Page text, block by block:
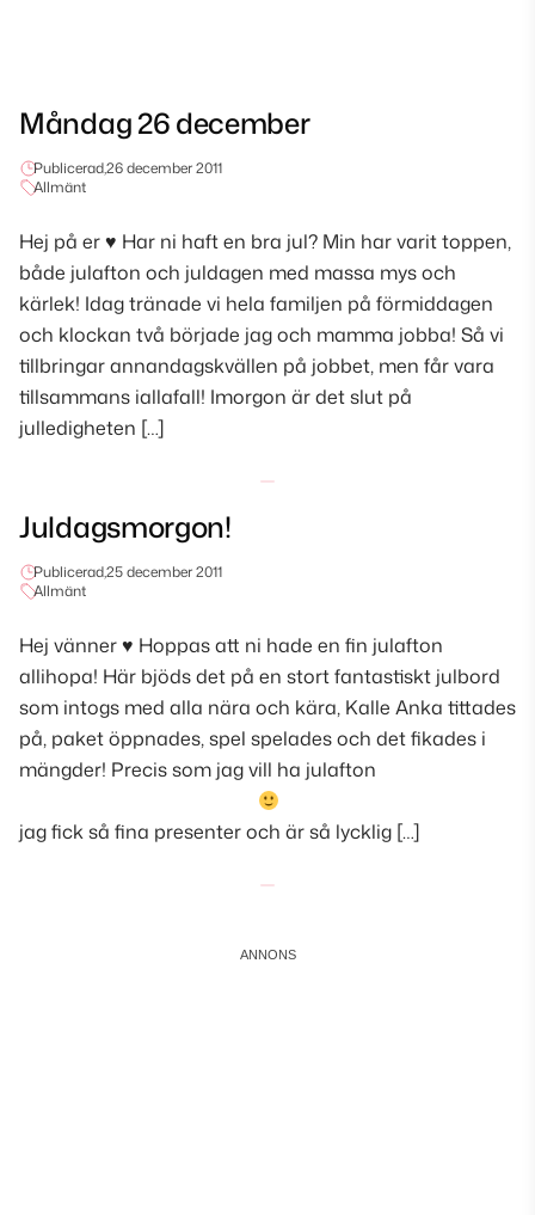
Måndag 26 december
Publicerad,26 december 2011
Allmänt
Hej på er ♥ Har ni haft en bra jul? Min har varit toppen,
både julafton och juldagen med massa mys och
kärlek! Idag tränade vi hela familjen på förmiddagen
och klockan två började jag och mamma jobba! Så vi
tillbringar annandagskvällen på jobbet, men får vara
tillsammans iallafall! Imorgon är det slut på
julledigheten […]
Juldagsmorgon!
Publicerad,25 december 2011
Allmänt
Hej vänner♥ Hoppas att ni hade en fin julafton
allihopa! Här bjöds det på en stort fantastiskt julbord
som intogs med alla nära och kära, Kalle Anka tittades
på, paket öppnades, spel spelades och det fikades i
mängder! Precis som jag vill ha julafton
jag fick så fina presenter och är så lycklig […]